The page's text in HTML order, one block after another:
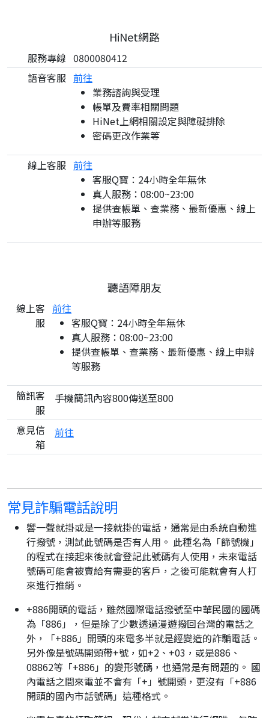
HiNet網路
服務專線 0800080412
語音客服 前往
業務諮詢與受理
帳單及費率相關問題
HiNet上網相關設定與障礙排除
密碼更改作業等
線上客服 前往
客服Q寶：24小時全年無休
真人服務：08:00~23:00
提供查帳單、查業務、最新優惠、線上
申辦等服務
聽語障朋友
線上客
服
前往
客服Q寶：24小時全年無休
真人服務：08:00~23:00
提供查帳單、查業務、最新優惠、線上申辦
等服務
簡訊客
服
手機簡訊內容800傳送至800
意見信
箱
前往
常見詐騙電話說明
響一聲就掛或是一接就掛的電話，通常是由系統自動進
行撥號，測試此號碼是否有人用。 此種名為「篩號機」
的程式在接起來後就會登記此號碼有人使用，未來電話
號碼可能會被賣給有需要的客戶，之後可能就會有人打
來進行推銷。
+886開頭的電話，雖然國際電話撥號至中華民國的國碼
為「886」，但是除了少數透過漫遊撥回台灣的電話之
外，「+886」開頭的來電多半就是經變造的詐騙電話。
另外像是號碼開頭帶+號，如+2、+03，或是886、
08862等「+886」的變形號碼，也通常是有問題的。 國
內電話之間來電並不會有「+」號開頭，更沒有「+886
開頭的國內市話號碼」這種格式。